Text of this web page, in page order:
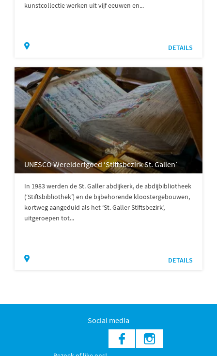
kunstcollectie werken uit vijf eeuwen en...
DETAILS
UNESCO Werelderfgoed ‘Stiftsbezirk St. Gallen’
In 1983 werden de St. Galler abdijkerk, de abdijbibliotheek
(‘Stiftsbibliothek’) en de bijbehorende kloostergebouwen,
kortweg aangeduid als het ‘St. Galler Stiftsbezirk’,
uitgeroepen tot...
DETAILS
Social media